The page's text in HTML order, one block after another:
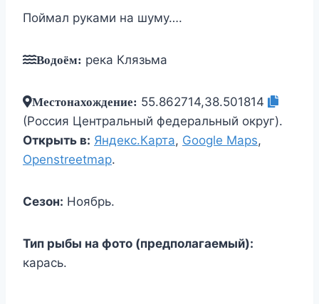
Поймал руками на шуму….
Водоём: река Клязьма
Местонахождение: 55.862714,38.501814
(Россия Центральный федеральный округ).
Открыть в: Яндекс.Карта, Google Maps,
Openstreetmap.
Сезон: Ноябрь.
Тип рыбы на фото (предполагаемый):
карась.